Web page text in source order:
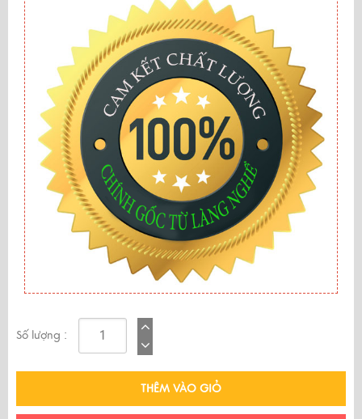
Số lượng :
THÊM VÀO GIỎ